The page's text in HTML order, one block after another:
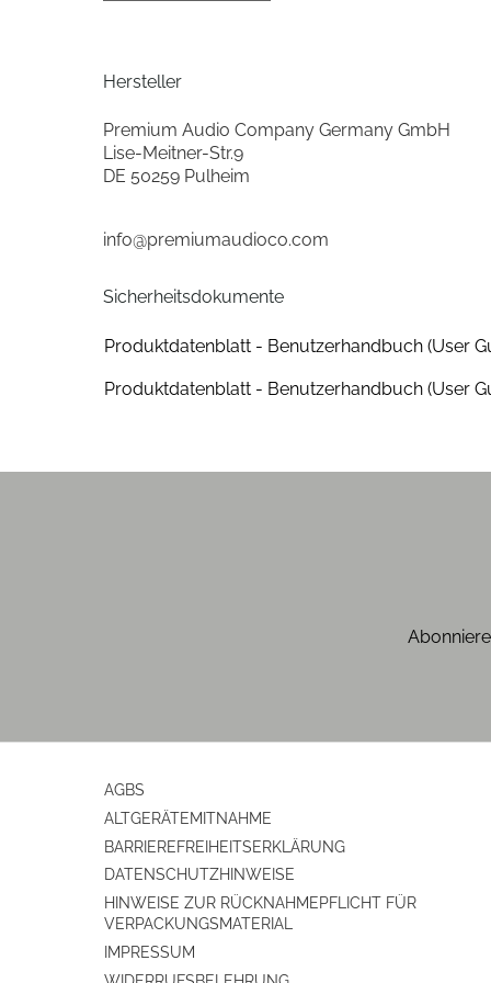
min. Impedanz (Ohm)
min. empfohlene Verstärkerleistung (W)
Übergangsfrequenz Hoch-Superhochton (Hz)
Anzahl Super-Hochtöner
Durchmesser Super-Hochtöner (cm)
Spikes
Farben
Gehäuse-Farben
Gehäuseeigenschaften
Anzahl der Lautsprecherboxen
Hersteller
Premium Audio Company Germany GmbH
Lise-Meitner-Str.9
DE 50259 Pulheim
info@premiumaudioco.com
Sicherheitsdokumente
Produktdatenblatt - Benutzerhandbuch (User
Produktdatenblatt - Benutzerhandbuch (User
AGBS
ALTGERÄTEMITNAHME
BARRIEREFREIHEITSERKLÄRUNG
DATENSCHUTZHINWEISE
HINWEISE ZUR RÜCKNAHMEPFLICHT FÜR
VERPACKUNGSMATERIAL
IMPRESSUM